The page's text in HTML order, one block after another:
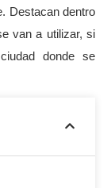
Destacan dentro
van a utilizar, si
donde se